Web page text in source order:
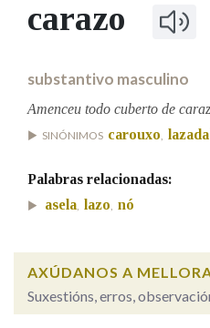
Facebook
TwitterYoutubeInstagramBluesky
BUSCAR NOS LEMAS
Remata por
Contén
BUSCAR NO CONTIDO
Nas definicións
carazo
substantivo masculino
Amenceu todo cuberto de
SINÓNIMOS carouxo, lazada
Palabras relacionadas:
asela, lazo, nó
AXÚDANOS A
Suxestións, erros,